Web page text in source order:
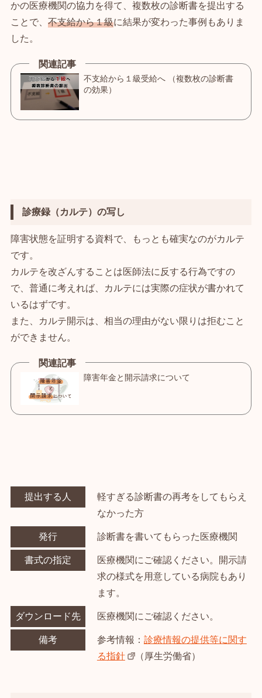
かの医療機関の協力を得て、複数枚の診断書を提出する
ことで、 不支給から１級に結果が変わった事例もありま
した。
診療録（カルテ）の写し
障害状態を証明する資料で、もっとも確実なのがカルテ
です。
カルテを改ざんすることは医師法に反する行為ですの
で、普通に考えれば、カルテには実際の症状が書かれて
いるはずです。
また、カルテ開示は、相当の理由がない限りは拒むこと
ができません。
提出する人
軽すぎる診断書の再考をしてもらえ
なかった方
発行 診断書を書いてもらった医療機関
書式の指定
医療機関にご確認ください。開示請
求の様式を用意している病院もあり
ます。
ダウンロード先 医療機関にご確認ください。
備考 参考情報： 診療情報の提供等に関す
る指針
（厚生労働省）